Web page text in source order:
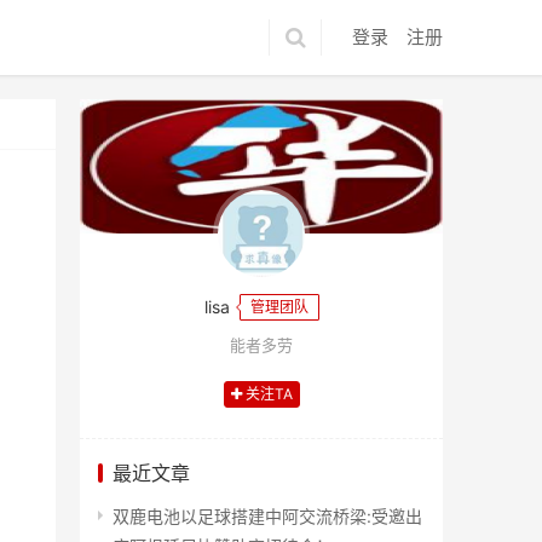
登录 注册
lisa 管理团队
能者多劳
关注TA
最近文章
双鹿电池以足球搭建中阿交流桥梁:受邀出